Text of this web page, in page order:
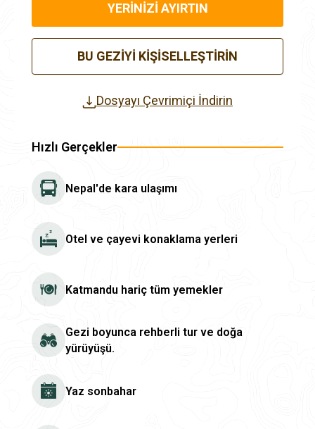
YERİNİZİ AYIRTIN
BU GEZIYI KIŞISELLEŞTIRIN
Dosyayı Çevrimiçi İndirin
Hızlı Gerçekler
Nepal'de kara ulaşımı
Otel ve çayevi konaklama yerleri
Katmandu hariç tüm yemekler
Gezi boyunca rehberli tur ve doğa
yürüyüşü.
Yaz sonbahar